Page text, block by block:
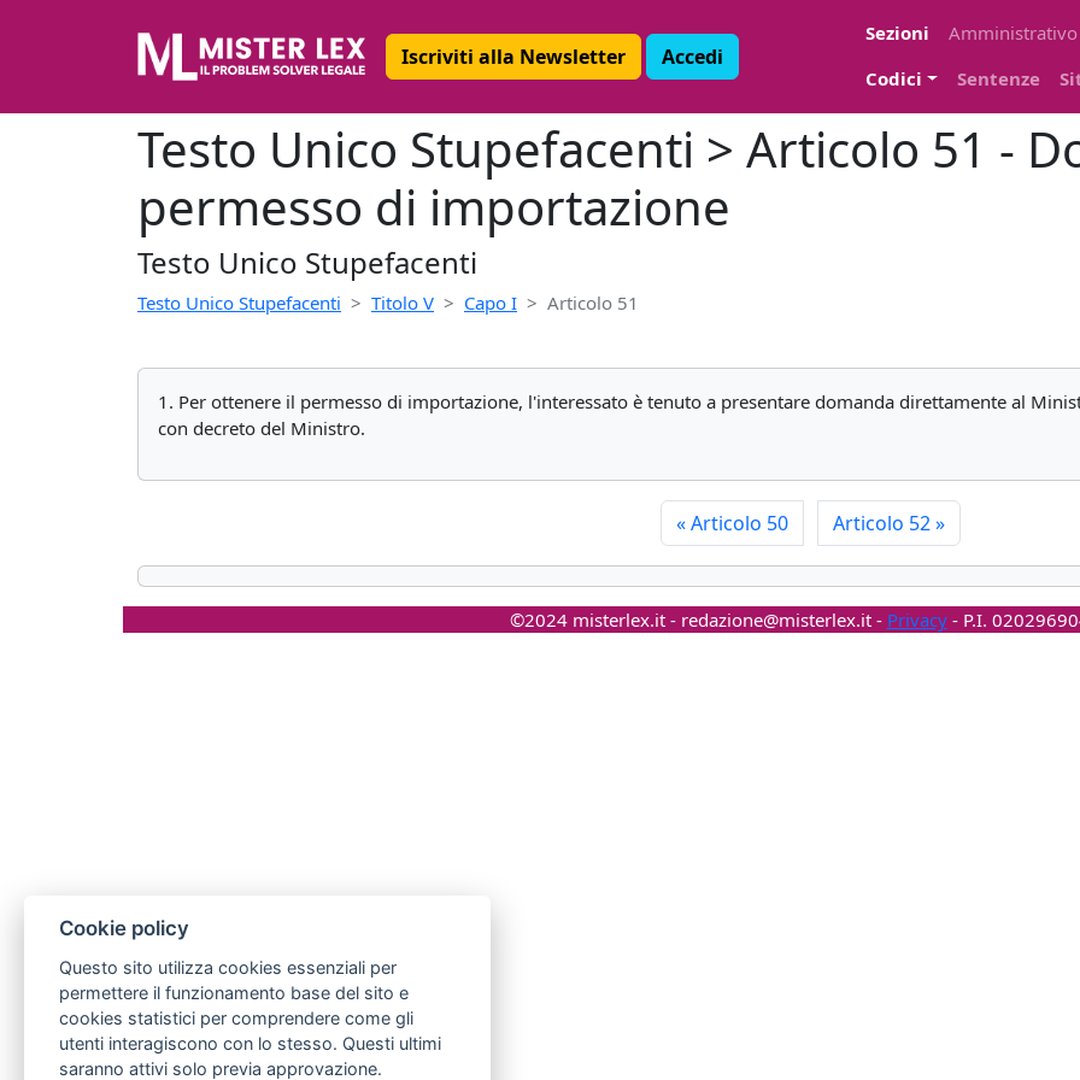
Iscriviti alla Newsletter Accedi
Sezioni
Amministrativo
Codici
Sentenze
Testo Unico Stupefacenti > Articolo 51 -
permesso di importazione
Testo Unico Stupefacenti
Testo Unico Stupefacenti Titolo V Capo I Articolo 51
1. Per ottenere il permesso di importazione, l'interessato è tenuto a presentare domanda direttamente al
con decreto del Ministro.
«Articolo 50 Articolo 52»
©2024 misterlex.it - redazione@misterlex.it- Privacy- P.I.
Cookie policy
Questo sito utilizza cookies essenziali per
permettere il funzionamento base del sito e
cookies statistici per comprendere come gli
utenti interagiscono con lo stesso. Questi ultimi
saranno attivi solo previa approvazione.